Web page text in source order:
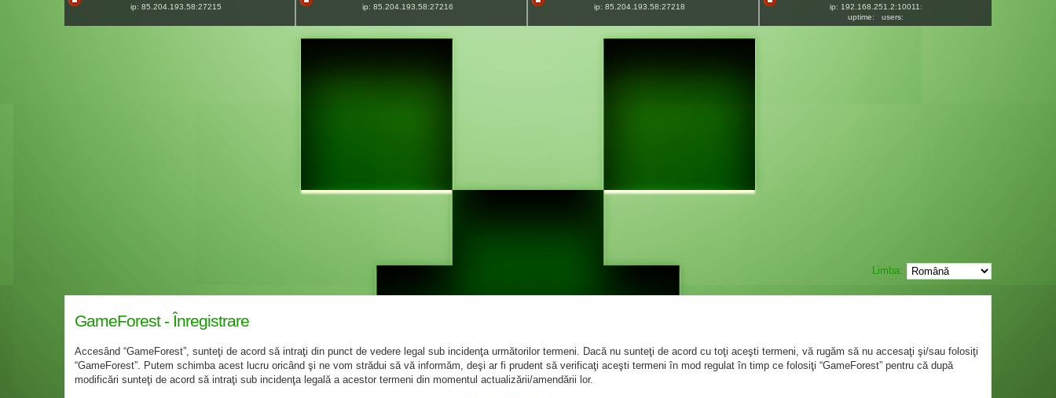
ip: 85.204.193.58:27215 ip: 85.204.193.58:27216 ip: 85.204.193.58:27218
ip: 192.168.251.2:10011:
uptime:
users:
Limba:
GameForest - Înregistrare
Accesând “GameForest”, sunteţi de acord să intraţi din punct de vedere legal sub incidenţa următorilor termeni. Dacă nu sunteţi de acord cu toţi aceşti termeni, vă rugăm să nu accesaţi şi/sau folosiţi
“GameForest”. Putem schimba acest lucru oricând şi ne vom strădui să vă informăm, deşi ar fi prudent să verificaţi aceşti termeni în mod regulat în timp ce folosiţi “GameForest” pentru că după
modificări sunteţi de acord să intraţi sub incidenţa legală a acestor termeni din momentul actualizării/amendării lor.